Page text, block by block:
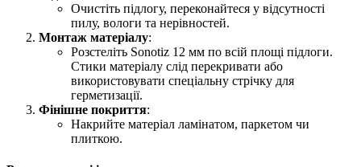
Очистіть підлогу, переконайтеся у відсутності
пилу, вологи та нерівностей.
Монтаж матеріалу:
Розстеліть Sonotiz 12 мм по всій площі підлоги.
Стики матеріалу слід перекривати або
використовувати спеціальну стрічку для
герметизації.
Фінішне покриття:
Накрийте матеріал ламінатом, паркетом чи
плиткою.